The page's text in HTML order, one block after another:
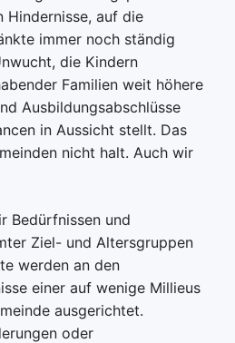
Hindernisse, auf die
immer noch ständig
die Kindern
Familien weit höhere
Ausbildungsabschlüsse
in Aussicht stellt. Das
nicht halt. Auch wir
Bedürfnissen und
Ziel- und Altersgruppen
werden an den
einer auf wenige Millieus
ausgerichtet.
oder